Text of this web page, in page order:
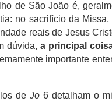
de São João é,
no sacrifício da
reais de Jesus
dúvida,a principal
importante
de Jo6 detalham o